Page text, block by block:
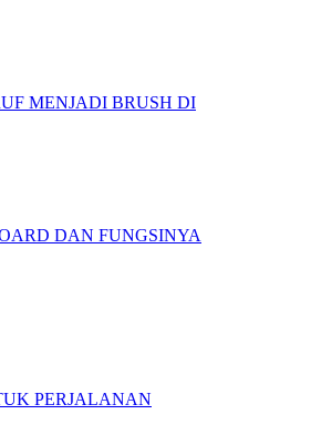
MENJADI BRUSH DI
DAN FUNGSINYA
PERJALANAN